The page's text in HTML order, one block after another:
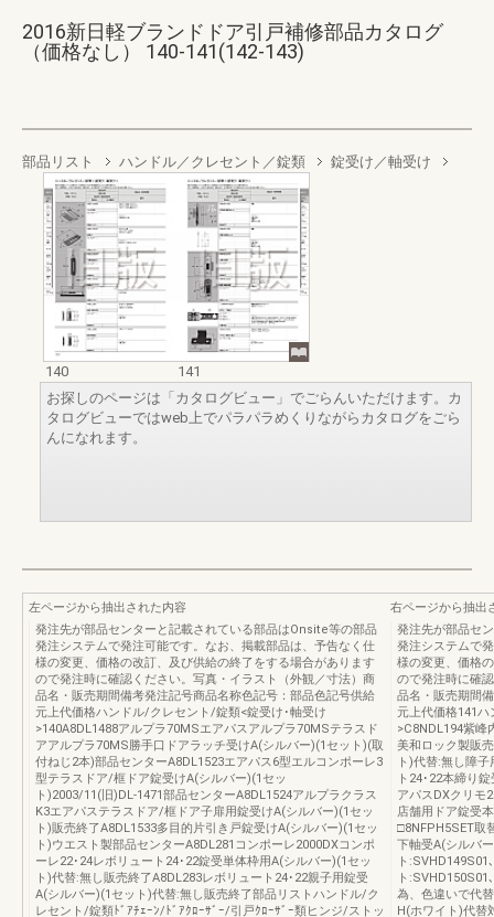
2016新日軽ブランドドア引戸補修部品カタログ
（価格なし） 140-141(142-143)
部品リスト ハンドル／クレセント／錠類 錠受け／軸受け
140
141
お探しのページは「カタログビュー」でごらんいただけます。カ
タログビューではweb上でパラパラめくりながらカタログをごら
んになれます。
左ページから抽出された内容
発注先が部品センターと記載されている部品はOnsite等の部品
発注システムで発注可能です。なお、掲載部品は、予告なく仕
様の変更、価格の改訂、及び供給の終了をする場合があります
ので発注時に確認ください。写真・イラスト（外観／寸法）商
品名・販売期間備考発注記号商品名称色記号：部品色記号供給
元上代価格ハンドル/クレセント/錠類<錠受け･軸受け
>140A8DL1488アルプラ70MSエアパスアルプラ70MSテラスド
アアルプラ70MS勝手口ドアラッチ受けA(シルバー)(1セット)(取
付ねじ2本)部品センターA8DL1523エアパス6型エルコンポーレ3
型テラスドア/框ドア錠受けA(シルバー)(1セッ
ト)2003/11(旧)DL-1471部品センターA8DL1524アルプラクラス
K3エアパステラスドア/框ドア子扉用錠受けA(シルバー)(1セッ
ト)販売終了A8DL1533多目的片引き戸錠受けA(シルバー)(1セッ
ト)ウエスト製部品センターA8DL281コンポーレ2000DXコンポ
ーレ22･24レボリュート24･22錠受単体枠用A(シルバー)(1セッ
ト)代替:無し販売終了A8DL283レボリュート24･22親子用錠受
A(シルバー)(1セット)代替:無し販売終了部品リストハンドル/ク
レセント/錠類ﾄﾞｱﾁｪｰﾝ/ﾄﾞｱｸﾛｰｻﾞｰ/引戸ｸﾛｰｻﾞｰ類ヒンジ/ストッ
右ページから抽出
発注先が部品セ
発注システムで
様の変更、価格
ので発注時に確
品名・販売期間
元上代価格141
>C8NDL194紫峰
美和ロック製販
ト)代替:無し障
ト24･22本締り
アパスDXクリモ
店舗用ドア錠受
□8NFPH5SET取
下軸受A(シルバ
ト
ト
為、色違いで代
H(ホワイト)代替